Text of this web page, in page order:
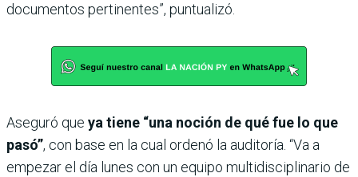
documentos pertinentes”, puntualizó.
Aseguró que ya tiene “una noción de qué fue lo que
pasó”, con base en la cual ordenó la auditoría. “Va a
empezar el día lunes con un equipo multidisciplinario de